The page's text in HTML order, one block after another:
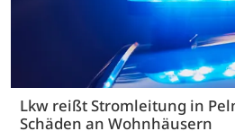
Lkw reißt Stromleitung in
Schäden an Wohnhäusern